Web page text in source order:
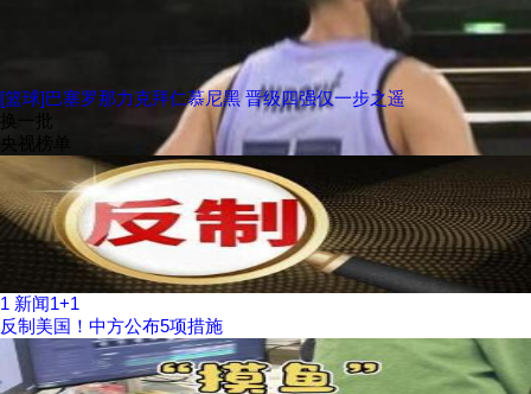
[篮球]巴塞罗那力克拜仁慕尼黑 晋级四强仅一步之遥
换一批
央视榜单
1 新闻1+1
反制美国！中方公布5项措施